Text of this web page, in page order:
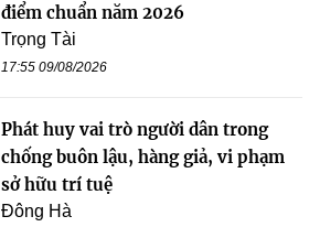
điểm chuẩn năm 2026
Trọng Tài
17:55 09/08/2026
Phát huy vai trò người dân trong
chống buôn lậu, hàng giả, vi phạm
sở hữu trí tuệ
Đông Hà